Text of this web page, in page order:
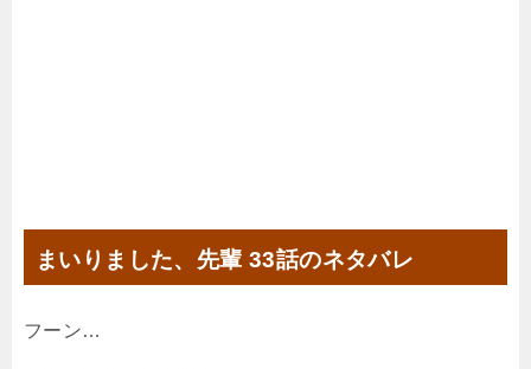
まいりました、先輩 33話のネタバレ
フーン…